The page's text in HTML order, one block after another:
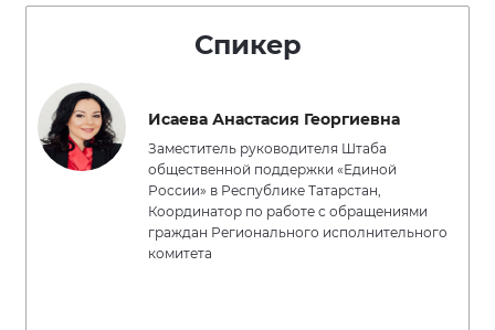
Спикер
Исаева Анастасия Георгиевна
Заместитель руководителя Штаба
общественной поддержки «Единой
России» в Республике Татарстан,
Координатор по работе с обращениями
граждан Регионального исполнительного
комитета